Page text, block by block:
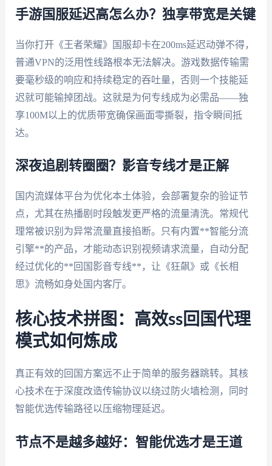
手游国服延迟高怎么办？独享带宽是关键
当你打开《王者荣耀》国服却卡在200ms延迟动弹不得，
普通VPN的泛用性线路根本无法解决。游戏数据传输需
要毫秒级的响应和持续稳定的吞吐量，否则一个技能延
迟就可能输掉团战。这就是为何专线成为必需品——独
享100M以上的优质带宽确保画面零撕裂，指令瞬间抵
达。
深夜追剧转圈圈？影音专线才是正解
国内流媒体平台为优化本土体验，会部署复杂的验证节
点，尤其在热播剧时段触发更严格的流量清洗。常规代
理常被识别为异常流量直接掐断。只有内置**智能分流
引擎**的产品，才能动态识别视频请求流量，自动分配
经过优化的**回国影音专线**，让《狂飙》或《长相
思》流畅如身处国内客厅。
核心技术拼图：高效ss回国代理
模式如何炼成
真正有效的回国方案远不止于简单的服务器跳转。其核
心技术在于深度改造传输协议以绕过防火墙检测，同时
智能优选传输路径以压缩物理延迟。
节点不是越多越好：智能优选才是王道